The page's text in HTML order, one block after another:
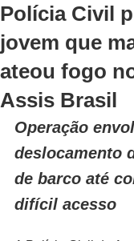
Polícia Civil
jovem que
ateou fogo
Assis Brasil
Operação
deslocamento
de barco até
difícil acesso